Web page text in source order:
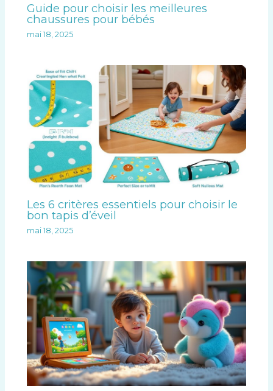
Guide pour choisir les meilleures
chaussures pour bébés
mai 18, 2025
Les 6 critères essentiels pour choisir le
bon tapis d’éveil
mai 18, 2025